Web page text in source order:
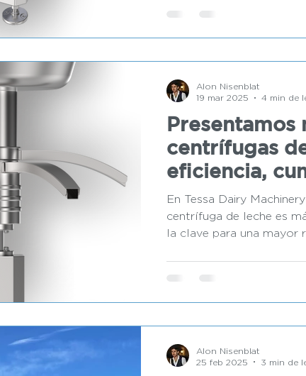
Presentamos
centrífugas
eficiencia,
rentabilidad
En Tessa Dairy Machinery , sabemos que una
centrífuga de leche es más que un simple equipo: es
la clave para una mayor
Alon Nisenblat
19 mar 2025
4 min de
Alon Nisenblat
25 feb 2025
3 min de